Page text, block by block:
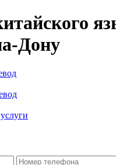
Дону